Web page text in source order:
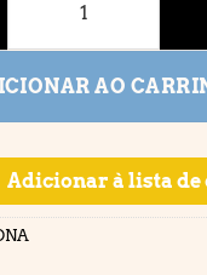
AO
Adicionar à lista de